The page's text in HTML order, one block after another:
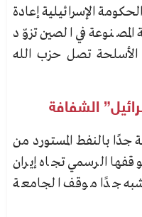
الإسرائيلية إعادة
في الصين تزوّد
تصل حزب الله
الشفافة
بالنفط المستورد من
الرسمي تجاه إيران
يشبه جدًا موقف الجامعة